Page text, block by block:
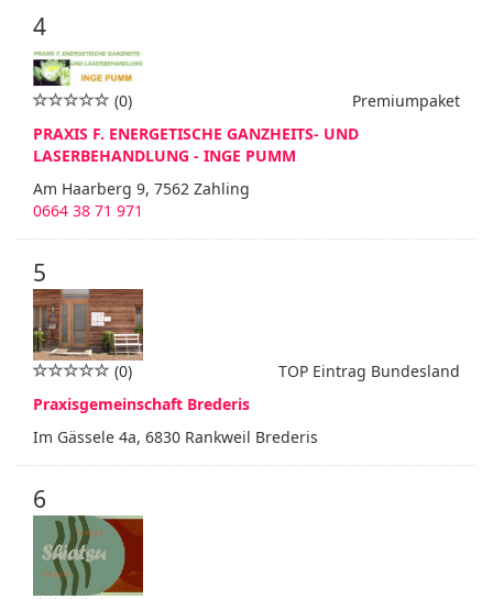
4
Premiumpaket
(0)
PRAXIS F. ENERGETISCHE GANZHEITS- UND
LASERBEHANDLUNG - INGE PUMM
Am Haarberg 9, 7562 Zahling
0664 38 71 971
5
TOP Eintrag Bundesland
(0)
Praxisgemeinschaft Brederis
Im Gässele 4a, 6830 Rankweil Brederis
6